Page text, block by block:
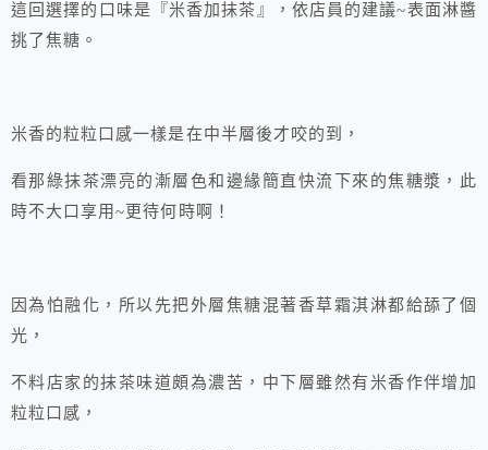
這回選擇的口味是『米香加抹茶』，依店員的建議~表面淋醬
挑了焦糖。
米香的粒粒口感一樣是在中半層後才咬的到，
看那綠抹茶漂亮的漸層色和邊緣簡直快流下來的焦糖漿，此
時不大口享用~更待何時啊！
因為怕融化，所以先把外層焦糖混著香草霜淇淋都給舔了個
光，
不料店家的抹茶味道頗為濃苦，中下層雖然有米香作伴增加
粒粒口感，